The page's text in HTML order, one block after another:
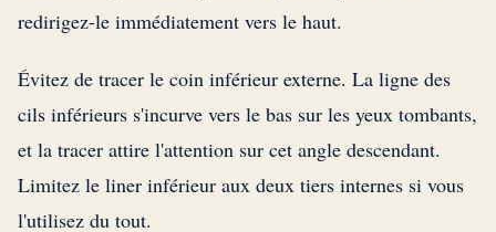
redirigez-le immédiatement vers le haut.
Évitez de tracer le coin inférieur externe. La ligne des
cils inférieurs s'incurve vers le bas sur les yeux tombants,
et la tracer attire l'attention sur cet angle descendant.
Limitez le liner inférieur aux deux tiers internes si vous
l'utilisez du tout.